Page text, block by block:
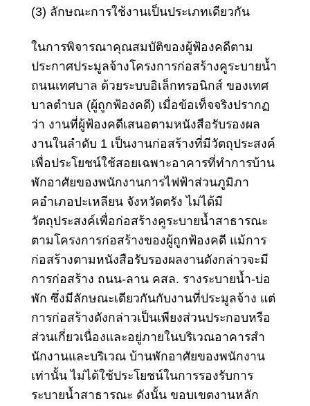
(3) ลักษณะการใช้งานเป็นประเภทเดียวกัน
ในการพิจารณาคุณสมบัติของผู้ฟ้องคดีตาม
ประกาศประมูลจ้างโครงการก่อสร้างคูระบายน้ำ
ถนนเทศบาล ด้วยระบบอิเล็กทรอนิกส์ ของเทศ
บาลตําบล (ผู้ถูกฟ้องคดี) เมื่อข้อเท็จจริงปรากฏ
ว่า งานที่ผู้ฟ้องคดีเสนอตามหนังสือรับรองผล
งานในลําดับ 1 เป็นงานก่อสร้างที่มีวัตถุประสงค์
เพื่อประโยชน์ใช้สอยเฉพาะอาคารที่ทําการบ้าน
พักอาศัยของพนักงานการไฟฟ้าส่วนภูมิภา
คอําเภอปะเหลียน จังหวัดตรัง ไม่ได้มี
วัตถุประสงค์เพื่อก่อสร้างคูระบายน้ำสาธารณะ
ตามโครงการก่อสร้างของผู้ถูกฟ้องคดี แม้การ
ก่อสร้างตามหนังสือรับรองผลงานดังกล่าวจะมี
การก่อสร้าง ถนน-ลาน คสล. รางระบายน้ำ-บ่อ
พัก ซึ่งมีลักษณะเดียวกันกับงานที่ประมูลจ้าง แต่
การก่อสร้างดังกล่าวเป็นเพียงส่วนประกอบหรือ
ส่วนเกี่ยวเนื่องและอยู่ภายในบริเวณอาคารสํา
นักงานและบริเวณ บ้านพักอาศัยของพนักงาน
เท่านั้น ไม่ได้ใช้ประโยชน์ในการรองรับการ
ระบายน้ำสาธารณะ ดังนั้น ขอบเขตงานหลัก